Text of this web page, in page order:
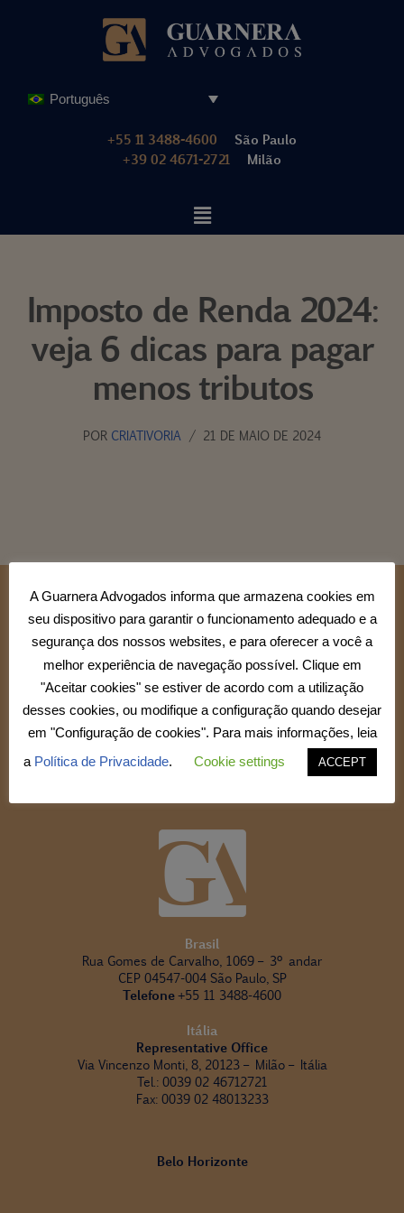
Português
+55 11 3488-4600 São Paulo
+39 02 4671-2721 Milão
Imposto de Renda 2024:
veja 6 dicas para pagar
menos tributos
POR CRIATIVORIA 21 DE MAIO DE 2024
Brasil
Rua Gomes de Carvalho, 1069 – 3º andar
CEP 04547-004 São Paulo, SP
Telefone+55 11 3488-4600
Itália
Representative Office
Via Vincenzo Monti, 8, 20123 – Milão – Itália
Tel.: 0039 02 46712721
Fax: 0039 02 48013233
Belo Horizonte
A Guarnera Advogados informa que armazena cookies em
seu dispositivo para garantir o funcionamento adequado e a
segurança dos nossos websites, e para oferecer a você a
melhor experiência de navegação possível. Clique em
"Aceitar cookies" se estiver de acordo com a utilização
desses cookies, ou modifique a configuração quando desejar
em "Configuração de cookies". Para mais informações, leia
a Política de Privacidade. Cookie settings ACCEPT